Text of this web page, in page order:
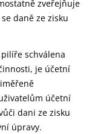
zveřejňuje
daně ze zisku
schválena
je účetní
účetní
dani ze zisku
úpravy.